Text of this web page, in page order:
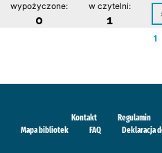
wypożyczone:
0
w czytelni:
1
1
Kontakt Regulamin
Mapa bibliotek
FAQ Deklaracja